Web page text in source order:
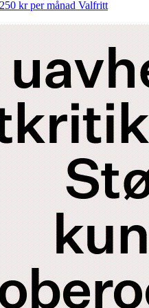
250 kr per månad Valfritt